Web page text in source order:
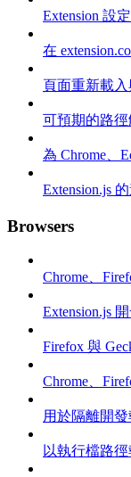
Extension 設
在
頁面重新載入
可預期的路
為 Chrome、
Extension.js
Browsers
Chrome、
Extension.js
Firefox 與
Chrome、
用於隔離開
以執行檔路